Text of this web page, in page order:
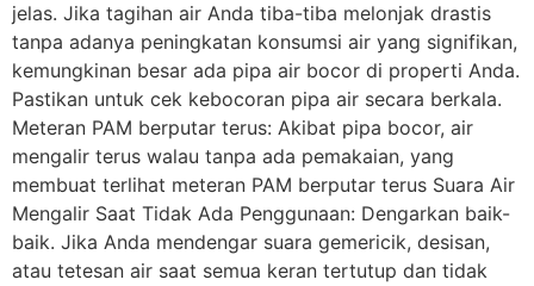
jelas. Jika tagihan air Anda tiba-tiba melonjak drastis
tanpa adanya peningkatan konsumsi air yang signifikan,
kemungkinan besar ada pipa air bocor di properti Anda.
Pastikan untuk cek kebocoran pipa air secara berkala.
Meteran PAM berputar terus: Akibat pipa bocor, air
mengalir terus walau tanpa ada pemakaian, yang
membuat terlihat meteran PAM berputar terus Suara Air
Mengalir Saat Tidak Ada Penggunaan: Dengarkan baik-
baik. Jika Anda mendengar suara gemericik, desisan,
atau tetesan air saat semua keran tertutup dan tidak